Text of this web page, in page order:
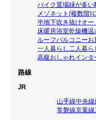
バイク置場緑が多い
メゾネット(複数階)
半地下吹き抜けオー
床暖房浴室乾燥機温
ルーフバルコニーお
一人暮らし 二人暮ら
高級 おしゃれインタ
路線
JR
山手線中央線
常磐線京葉線